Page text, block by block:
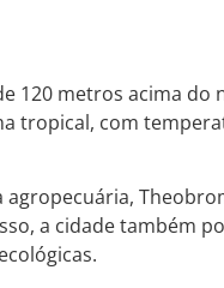
120 metros acima do
tropical, com
a cidade também